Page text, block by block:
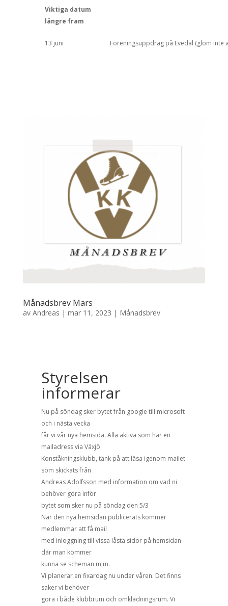
Viktiga datum
längre fram
13 juni Föreningsuppdrag på Evedal (glöm inte
Månadsbrev Mars
av Andreas | mar 11, 2023 | Månadsbrev
Styrelsen
informerar
Nu på söndag sker bytet från google till microsoft
och i nästa vecka
får vi vår nya hemsida. Alla aktiva som har en
mailadress via Växjö
Konståkningsklubb, tänk på att läsa igenom mailet
som skickats från
Andreas Adolfsson med information om vad ni
behöver göra inför
bytet som sker nu på söndag den 5/3
När den nya hemsidan publicerats kommer
medlemmar att få mail
med inloggning till vissa låsta sidor på hemsidan
där man kommer
kunna se scheman m,m.
Vi planerar en fixardag nu under våren. Det finns
saker vi behöver
göra i både klubbrum och omklädningsrum. Vi